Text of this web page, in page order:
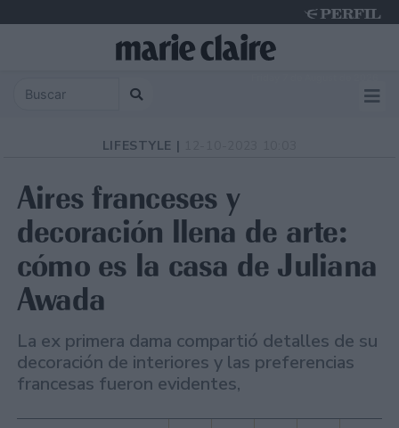
LIFESTYLE |
Aires franceses y
decoración llena de arte:
cómo es la casa de Juliana
Awada
La ex primera dama compartió detalles de su
decoración de interiores y las preferencias
francesas fueron evidentes,